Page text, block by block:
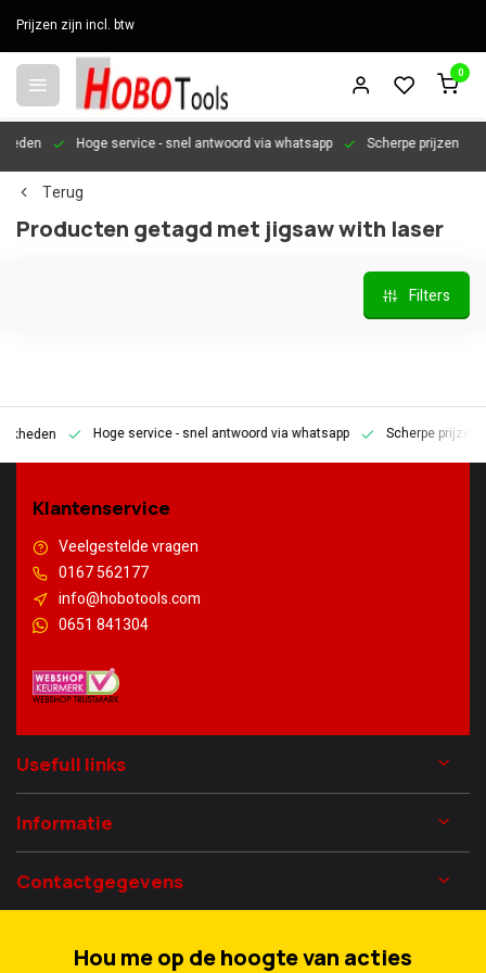
Prijzen zijn incl. btw
0
Hoge service- snel antwoord via whatsapp Scherpe prijzen
Terug
Producten getagd met jigsaw with laser
Filters
Hoge service- snel antwoord via whatsapp Scherpe prijzen
Klantenservice
Veelgestelde vragen
0167 562177
info@hobotools.com
0651 841304
Usefull links
Informatie
Contactgegevens
Hou me op de hoogte van acties